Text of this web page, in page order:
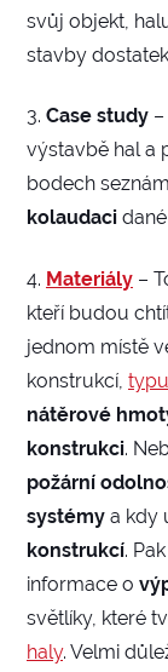
svůj objekt,
stavby
3. Case study
výstavbě hal a
bodech
kolaudaci
4. Materiály –
kteří budou
jednom místě
konstrukcí,
nátěrové
konstrukci.
požární
systémy a kdy
konstrukcí.
informace o
světlíky, které
haly. Velmi